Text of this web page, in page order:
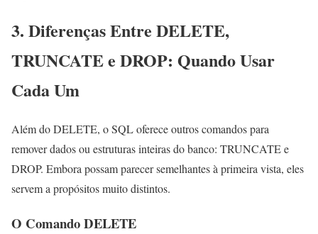
3. Diferenças Entre DELETE,
TRUNCATE e DROP: Quando Usar
Cada Um
Além do DELETE, o SQL oferece outros comandos para
remover dados ou estruturas inteiras do banco: TRUNCATE e
DROP. Embora possam parecer semelhantes à primeira vista, eles
servem a propósitos muito distintos.
O Comando DELETE